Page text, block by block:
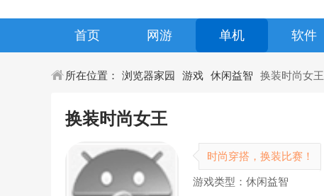
首页 网游 单机 软件
所在位置： 浏览器家园 游戏 休闲益智 换装时尚女王
换装时尚女王
时尚穿搭，换装比赛！
游戏类型：休闲益智